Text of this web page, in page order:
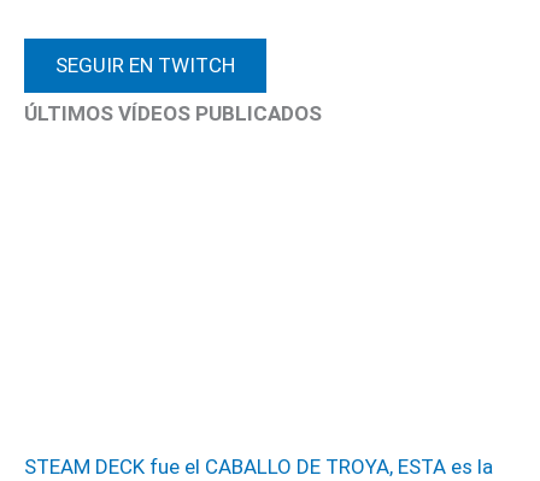
SEGUIR EN TWITCH
ÚLTIMOS VÍDEOS PUBLICADOS
STEAM DECK fue el CABALLO DE TROYA, ESTA es la